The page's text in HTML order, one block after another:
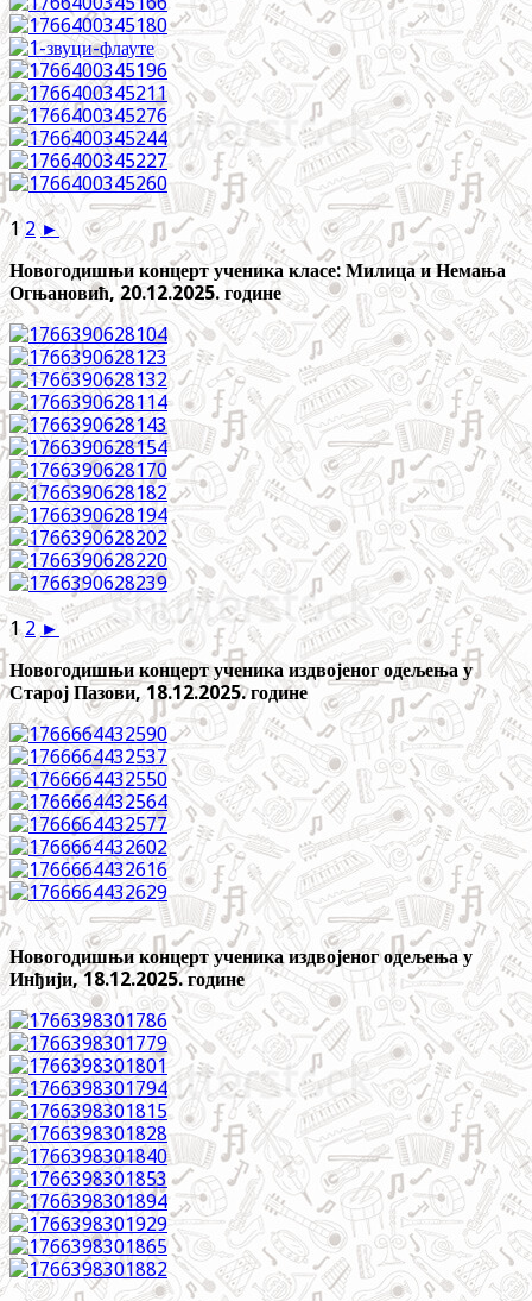
1 2 ►
Новогодишњи концерт ученика класе: Милица и Немања
Огњановић, 20.12.2025. године
1 2 ►
Новогодишњи концерт ученика издвојеног одељења у
Старој Пазови, 18.12.2025. године
Новогодишњи концерт ученика издвојеног одељења у
Инђији, 18.12.2025. године